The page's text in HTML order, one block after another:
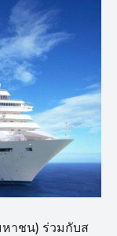
หาชน) ร่วมกับส